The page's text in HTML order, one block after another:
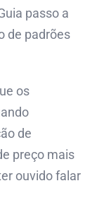
passo a
de padrões
os
de
preço mais
ouvido falar